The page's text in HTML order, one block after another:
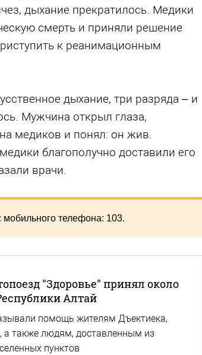
дыхание прекратилось. Медики
смерть и приняли решение
к реанимационным
дыхание, три разряда – и
Мужчина открыл глаза,
медиков и понял: он жив.
благополучно доставили его
врачи.
телефона: 103.
"Здоровье" принял около
Алтай
помощь жителям Дъектиека,
а также людям, доставленным из
пунктов